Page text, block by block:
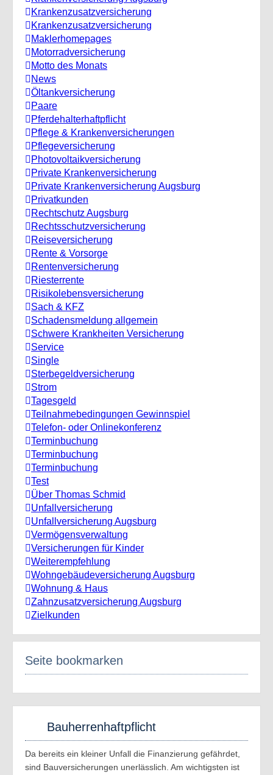
Krankenzusatzversicherung
Krankenzusatzversicherung
Maklerhomepages
Motorradversicherung
Motto des Monats
News
Öltankversicherung
Paare
Pferdehalterhaftpflicht
Pflege & Krankenversicherungen
Pflegeversicherung
Photovoltaikversicherung
Private Krankenversicherung
Private Krankenversicherung Augsburg
Privatkunden
Rechtschutz Augsburg
Rechtsschutzversicherung
Reiseversicherung
Rente & Vorsorge
Rentenversicherung
Riesterrente
Risikolebensversicherung
Sach & KFZ
Schadensmeldung allgemein
Schwere Krankheiten Versicherung
Service
Single
Sterbegeldversicherung
Strom
Tagesgeld
Teilnahmebedingungen Gewinnspiel
Telefon- oder Onlinekonferenz
Terminbuchung
Terminbuchung
Terminbuchung
Test
Über Thomas Schmid
Unfallversicherung
Unfallversicherung Augsburg
Vermögensverwaltung
Versicherungen für Kinder
Weiterempfehlung
Wohngebäudeversicherung Augsburg
Wohnung & Haus
Zahnzusatzversicherung Augsburg
Zielkunden
Seite bookmarken
Bauherrenhaftpflicht
Da bereits ein kleiner Unfall die Finanzierung gefährdet,
sind Bauversicherungen unerlässlich. Am wichtigsten ist